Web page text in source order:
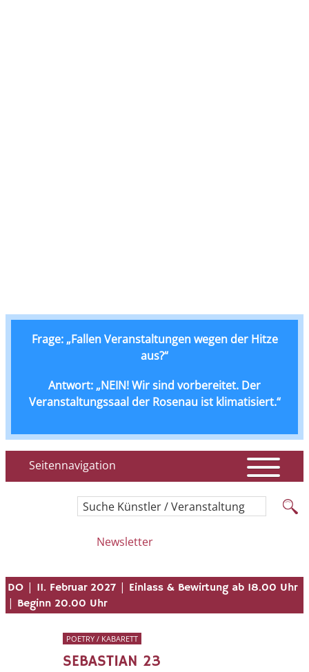
Frage: „Fallen Veranstaltungen wegen der Hitze
aus?“
Antwort: „NEIN! Wir sind vorbereitet. Der
Veranstaltungssaal der Rosenau ist klimatisiert.“
Seitennavigation
Suche Künstler / Veranstaltung
Newsletter
DO | 11. Februar 2027 | Einlass & Bewirtung ab 18.00 Uhr
| Beginn 20.00 Uhr
POETRY / KABARETT
SEBASTIAN 23